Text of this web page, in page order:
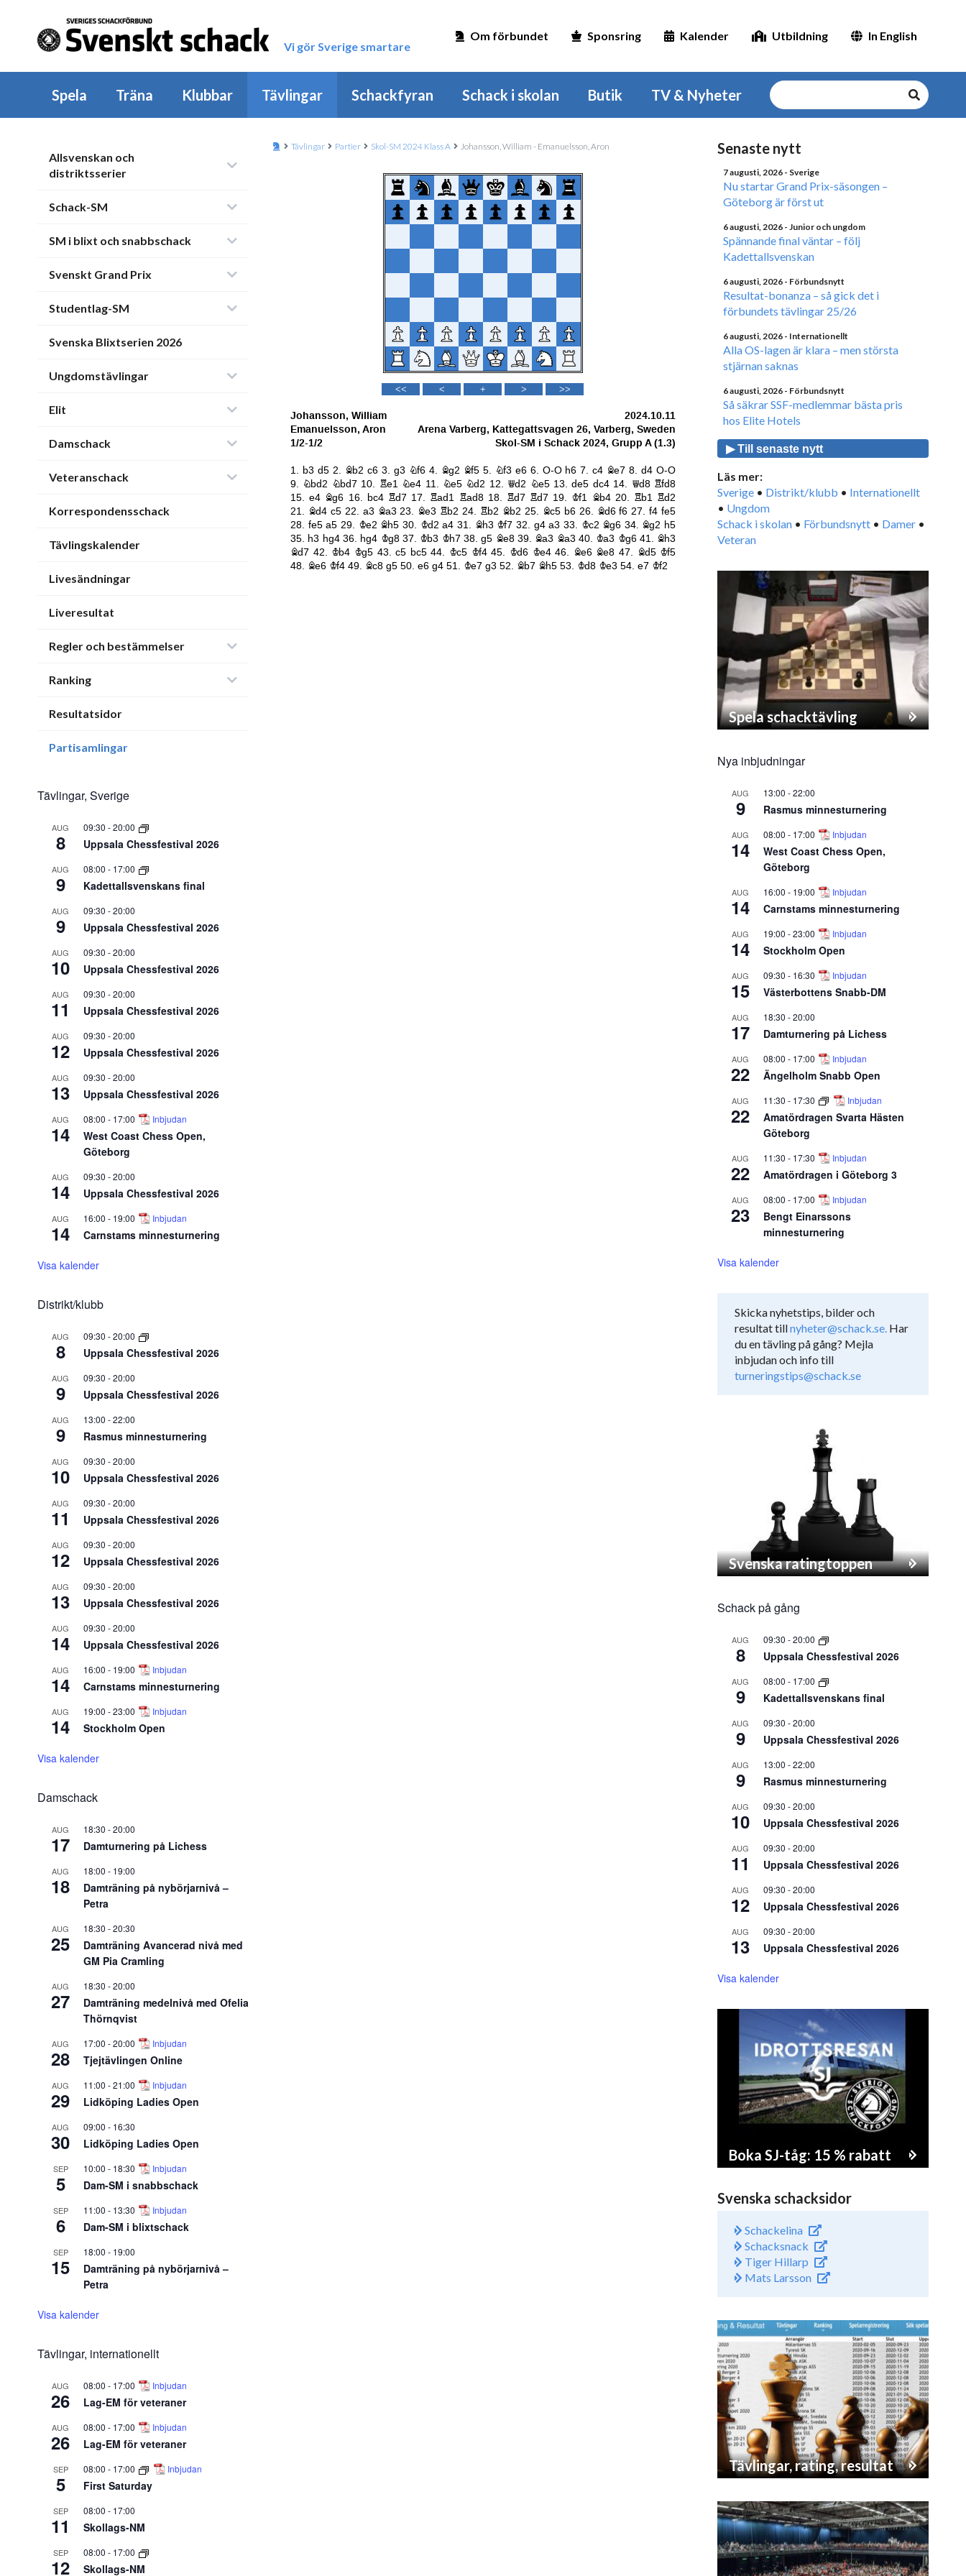
Vi gör Sverige smartare
Om förbundet Sponsring Kalender Utbildning In English
Spela Träna Klubbar Tävlingar Schackfyran Schack i skolan Butik TV & Nyheter
Allsvenskan och
distriktsserier
Schack-SM
SM i blixt och snabbschack
Svenskt Grand Prix
Studentlag-SM
Svenska Blixtserien 2026
Ungdomstävlingar
Elit
Damschack
Veteranschack
Korrespondensschack
Tävlingskalender
Livesändningar
Liveresultat
Regler och bestämmelser
Ranking
Resultatsidor
Partisamlingar
Tävlingar, Sverige
AUG
8
09:30 -20:00
Uppsala Chessfestival 2026
AUG
9
08:00 - 17:00
Kadettallsvenskans final
AUG
9
09:30 -20:00
Uppsala Chessfestival 2026
AUG
10
09:30 -20:00
Uppsala Chessfestival 2026
AUG
11
09:30 -20:00
Uppsala Chessfestival 2026
AUG
12
09:30 -20:00
Uppsala Chessfestival 2026
AUG
13
09:30 -20:00
Uppsala Chessfestival 2026
AUG
14
08:00 - 17:00 Inbjudan
West Coast Chess Open,
Göteborg
AUG
14
09:30 -20:00
Uppsala Chessfestival 2026
AUG
14
16:00 - 19:00 Inbjudan
Carnstams minnesturnering
Visa kalender
Distrikt/klubb
AUG
8
09:30 -20:00
Uppsala Chessfestival 2026
AUG
9
09:30 -20:00
Uppsala Chessfestival 2026
AUG
9
13:00 -22:00
Rasmus minnesturnering
AUG
10
09:30 -20:00
Uppsala Chessfestival 2026
AUG
11
09:30 -20:00
Uppsala Chessfestival 2026
AUG
12
09:30 -20:00
Uppsala Chessfestival 2026
AUG
13
09:30 -20:00
Uppsala Chessfestival 2026
AUG
14
09:30 -20:00
Uppsala Chessfestival 2026
AUG
14
16:00 - 19:00 Inbjudan
Carnstams minnesturnering
AUG
14
19:00 -23:00 Inbjudan
Stockholm Open
Visa kalender
Damschack
AUG
17
18:30 -20:00
Damturnering på Lichess
AUG
18
18:00 - 19:00
Damträning på nybörjarnivå –
Petra
AUG
25
18:30 -20:30
Damträning Avancerad nivå med
GM Pia Cramling
AUG
27
18:30 -20:00
Damträning medelnivå med Ofelia
Thörnqvist
AUG
28
17:00 -20:00 Inbjudan
Tjejtävlingen Online
AUG
29
11:00 -21:00 Inbjudan
Lidköping Ladies Open
AUG
30
09:00 - 16:30
Lidköping Ladies Open
SEP
5
10:00 - 18:30 Inbjudan
Dam-SM i snabbschack
SEP
6
11:00 - 13:30 Inbjudan
Dam-SM i blixtschack
SEP
15
18:00 - 19:00
Damträning på nybörjarnivå –
Petra
Visa kalender
Tävlingar, internationellt
AUG
26
08:00 - 17:00 Inbjudan
Lag-EM för veteraner
AUG
26
08:00 - 17:00 Inbjudan
Lag-EM för veteraner
SEP
5
08:00 - 17:00 Inbjudan
First Saturday
SEP
11
08:00 - 17:00
Skollags-NM
SEP
12
08:00 - 17:00
Skollags-NM
Tävlingar Partier Skol-SM 2024 Klass A Johansson, William - Emanuelsson, Aron Senaste nytt
7 augusti, 2026 - Sverige
Nu startar Grand Prix-säsongen –
Göteborg är först ut
6 augusti, 2026 - Junior och ungdom
Spännande final väntar – följ
Kadettallsvenskan
6 augusti, 2026 - Förbundsnytt
Resultat-bonanza – så gick det i
förbundets tävlingar 25/26
6 augusti, 2026 - Internationellt
Alla OS-lagen är klara – men största
stjärnan saknas
6 augusti, 2026 - Förbundsnytt
Så säkrar SSF-medlemmar bästa pris
hos Elite Hotels
▶ Till senaste nytt
Läs mer:
Sverige • Distrikt/klubb • Internationellt
• Ungdom
Schack i skolan • Förbundsnytt • Damer •
Veteran
Spela schacktävling
Nya inbjudningar
AUG
9
13:00 -22:00
Rasmus minnesturnering
AUG
14
08:00 - 17:00 Inbjudan
West Coast Chess Open,
Göteborg
AUG
14
16:00 - 19:00 Inbjudan
Carnstams minnesturnering
AUG
14
19:00 -23:00 Inbjudan
Stockholm Open
AUG
15
09:30 - 16:30 Inbjudan
Västerbottens Snabb-DM
AUG
17
18:30 -20:00
Damturnering på Lichess
AUG
22
08:00 - 17:00 Inbjudan
Ängelholm Snabb Open
AUG
22
11:30 - 17:30 Inbjudan
Amatördragen Svarta Hästen
Göteborg
AUG
22
11:30 - 17:30 Inbjudan
Amatördragen i Göteborg 3
AUG
23
08:00 - 17:00 Inbjudan
Bengt Einarssons
minnesturnering
Visa kalender
Skicka nyhetstips, bilder och
resultat tillnyheter@schack.se. Har
du en tävling på gång? Mejla
inbjudan och info till
turneringstips@schack.se
Svenska ratingtoppen
Schack på gång
AUG
8
09:30 -20:00
Uppsala Chessfestival 2026
AUG
9
08:00 - 17:00
Kadettallsvenskans final
AUG
9
09:30 -20:00
Uppsala Chessfestival 2026
AUG
9
13:00 -22:00
Rasmus minnesturnering
AUG
10
09:30 -20:00
Uppsala Chessfestival 2026
AUG
11
09:30 -20:00
Uppsala Chessfestival 2026
AUG
12
09:30 -20:00
Uppsala Chessfestival 2026
AUG
13
09:30 -20:00
Uppsala Chessfestival 2026
Visa kalender
Boka SJ-tåg: 15 % rabatt
Svenska schacksidor
Schackelina
Schacksnack
Tiger Hillarp
Mats Larsson
Tävlingar, rating, resultat